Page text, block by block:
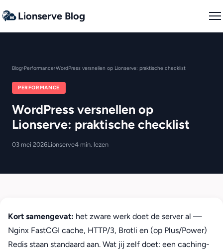
Lionserve Blog
Blog›Performance›WordPress versnellen op Lionserve: praktische checklist
PERFORMANCE
WordPress versnellen op
Lionserve: praktische checklist
03 mei 2026Lionserve4 min. lezen
Kort samengevat: het zware werk doet de server al —
Nginx FastCGI cache, HTTP/3, Brotli en (op Plus/Power)
Redis staan standaard aan. Wat jij zelf doet: een caching-